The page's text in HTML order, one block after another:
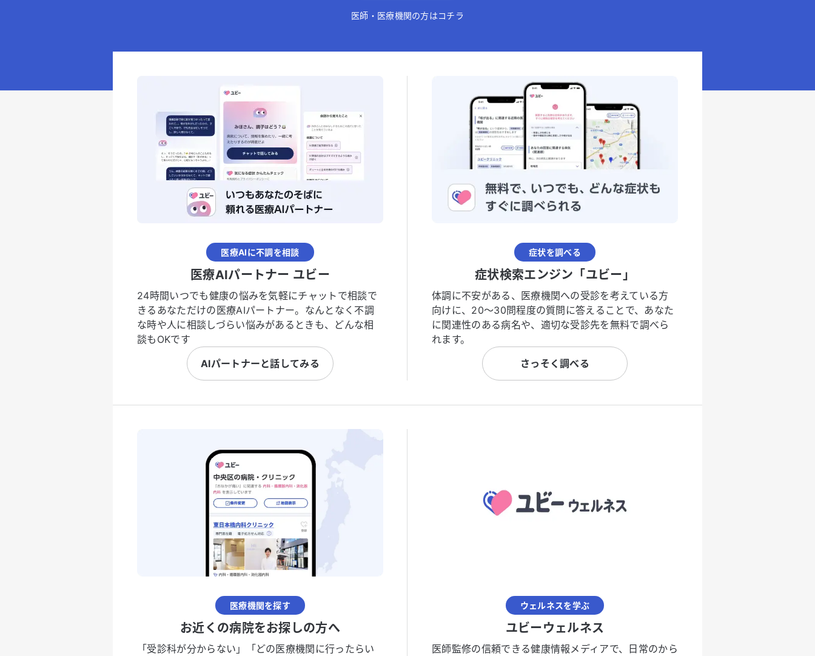
医師・医療機関の方はコチラ
医療AIに不調を相談
医療AIパートナー ユビー
24時間いつでも健康の悩みを気軽にチャットで相談で
きるあなただけの医療AIパートナー。なんとなく不調
な時や人に相談しづらい悩みがあるときも、どんな相
談もOKです
AIパートナーと話してみる
症状を調べる
症状検索エンジン「ユビー」
体調に不安がある、医療機関への受診を考えている方
向けに、20〜30問程度の質問に答えることで、あなた
に関連性のある病名や、適切な受診先を無料で調べら
れます。
さっそく調べる
医療機関を探す
お近くの病院をお探しの方へ
「受診科が分からない」「どの医療機関に行ったらい
ウェルネスを学ぶ
ユビーウェルネス
医師監修の信頼できる健康情報メディアで、日常のから